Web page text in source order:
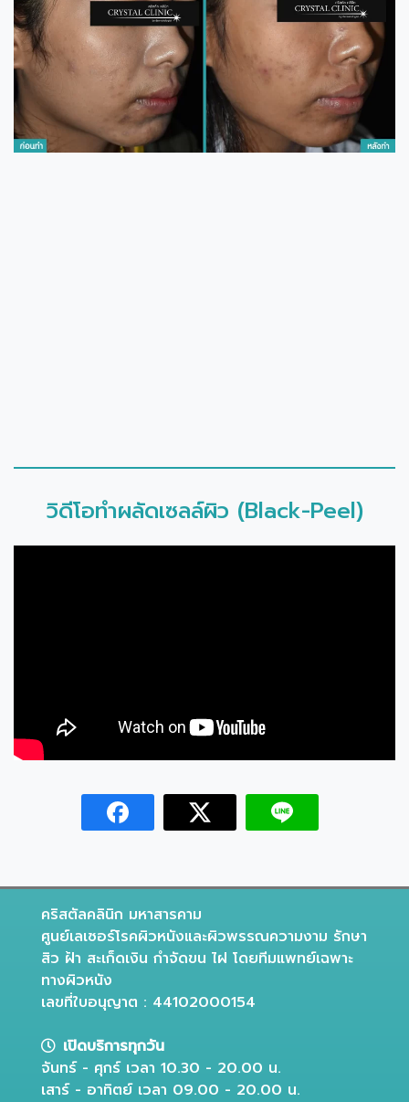
วิดีโอทำผลัดเซลล์ผิว (Black-Peel)
คริสตัลคลินิก มหาสารคาม
ศูนย์เลเซอร์โรคผิวหนังและผิวพรรณความงาม รักษา
สิว ฝ้า สะเก็ดเงิน กำจัดขน ไฝ โดยทีมแพทย์เฉพาะ
ทางผิวหนัง
เลขที่ใบอนุญาต : 44102000154
เปิดบริการทุกวัน
จันทร์ - ศุกร์ เวลา 10.30 - 20.00 น.
เสาร์ - อาทิตย์ เวลา 09.00 - 20.00 น.